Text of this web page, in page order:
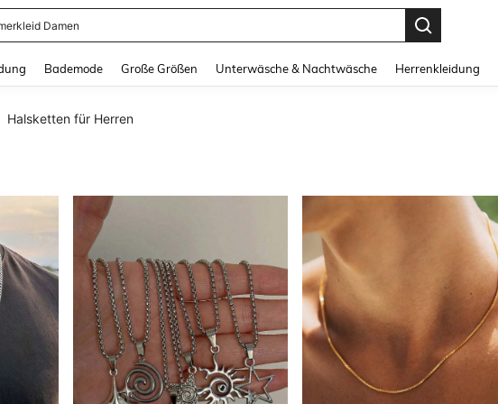
Damen
Bademode Große Größen Unterwäsche & Nachtwäsche Herrenkleidung
Halsketten für Herren